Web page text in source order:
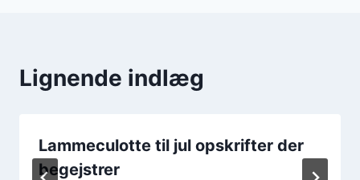
Lignende indlæg
Lammeculotte til jul opskrifter der
begejstrer